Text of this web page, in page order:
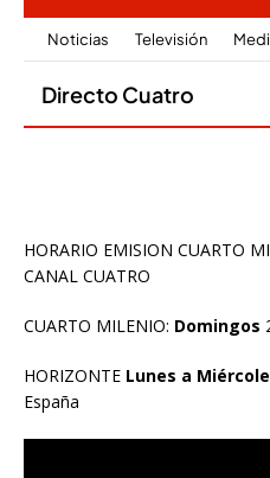
HORARIO EMISION CUARTO
CANAL CUATRO
CUARTO MILENIO: Domingos
HORIZONTE Lunes a
España